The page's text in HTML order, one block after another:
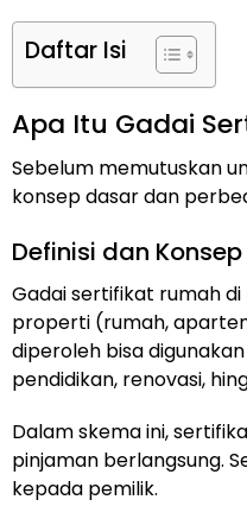
Daftar Isi
Apa Itu Gadai
Sebelum memutuskan
konsep dasar dan
Definisi dan
Gadai sertifikat rumah
properti (rumah,
diperoleh bisa
pendidikan, renovasi,
Dalam skema ini,
pinjaman berlangsung.
kepada pemilik.